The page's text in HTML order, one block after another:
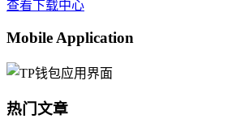
查看下载中心
Mobile Application
热门文章